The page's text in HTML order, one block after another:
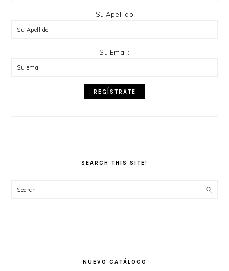
Su Apellido
Su Email:
SEARCH THIS SITE!
Search
NUEVO CATÁLOGO